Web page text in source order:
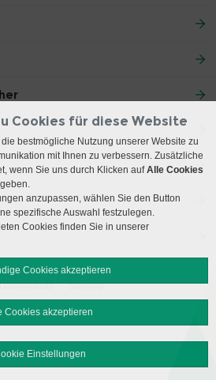
Datenschutz Sitemap
Cookies für diese Website
bestmögliche Nutzung unserer Website zu
mit Ihnen zu verbessern. Zusätzliche
wenn Sie uns durch Klicken aufAlle Cookies
anzupassen, wählen Sie den Button
spezifische Auswahl festzulegen.
Cookies finden Sie in unserer
Cookies akzeptieren
Cookies akzeptieren
Einstellungen